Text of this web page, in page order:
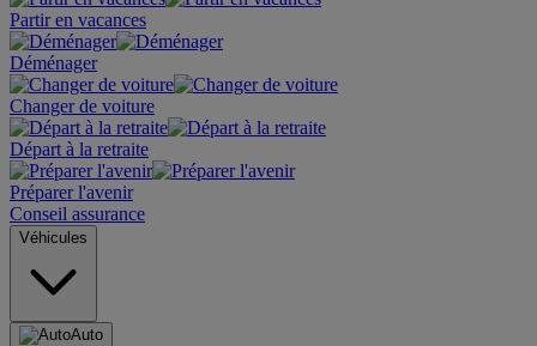
Partir en vacances
Déménager
Changer de voiture
Départ à la retraite
Préparer l'avenir
Conseil assurance
Véhicules
Auto